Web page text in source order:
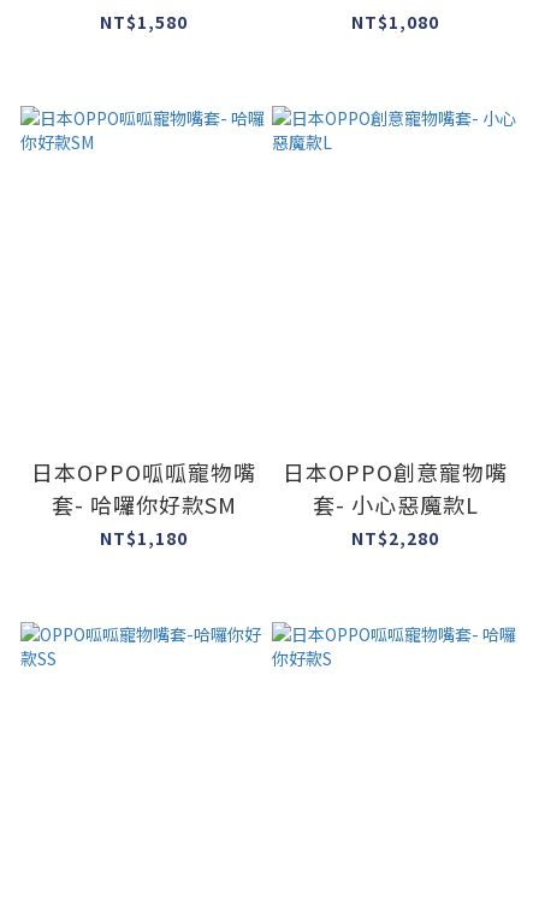
NT$1,580 NT$1,080
日本OPPO呱呱寵物嘴
套- 哈囉你好款SM
NT$1,180
日本OPPO創意寵物嘴
套- 小心惡魔款L
NT$2,280